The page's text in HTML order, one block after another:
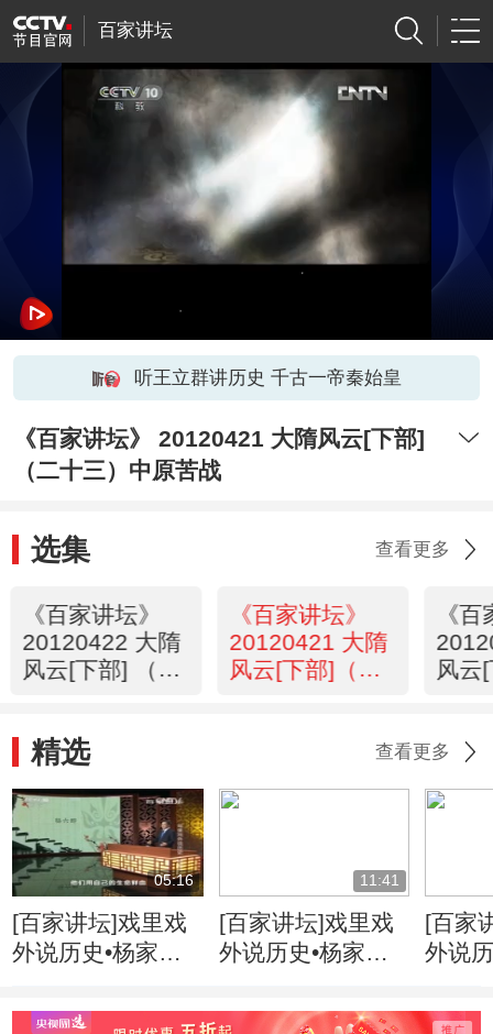
百家讲坛
听王立群讲历史 千古一帝秦始皇
《百家讲坛》 20120421 大隋风云[下部]
（二十三）中原苦战
选集 查看更多
《百家讲坛》
20120422 大隋
风云[下部] （二
《百家讲坛》
20120421 大隋
风云[下部]（二
《
风云
精选 查看更多
05:16
[百家讲坛]戏里戏
外说历史•杨家将
11:41
[百家讲坛]戏里戏
外说历史•杨家将
[百家
外说